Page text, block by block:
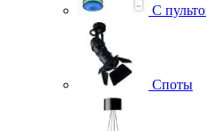
С
Споты